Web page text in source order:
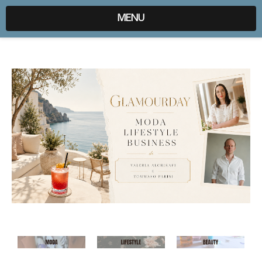
expr:lang=it;data:blog.locale
MENU